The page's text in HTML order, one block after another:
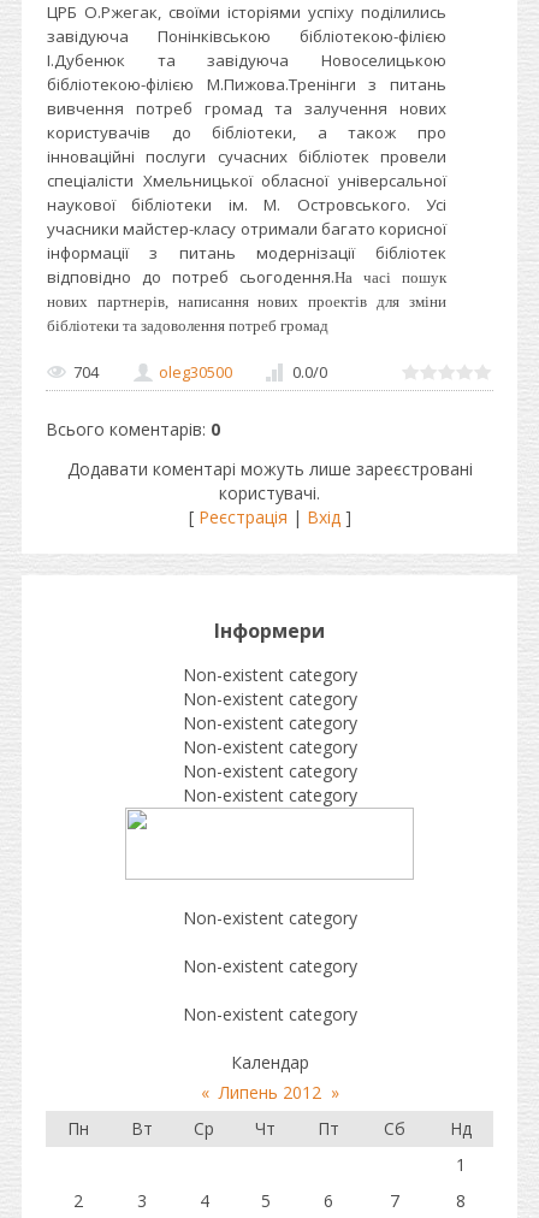
ЦРБ О.Ржегак, своїми історіями успіху поділились
завідуюча Понінківською бібліотекою-філією
І.Дубенюк та завідуюча Новоселицькою
бібліотекою-філією М.Пижова.Тренінги з питань
вивчення потреб громад та залучення нових
користувачів до бібліотеки, а також про
інноваційні послуги сучасних бібліотек провели
спеціалісти Хмельницької обласної універсальної
наукової бібліотеки ім. М. Островського. Усі
учасники майстер-класу отримали багато корисної
інформації з питань модернізації бібліотек
відповідно до потреб сьогодення.На часі пошук
нових партнерів, написання нових проектів для зміни
бібліотеки та задоволення потреб громад
704 oleg30500 0.0/0
Всього коментарів: 0
Додавати коментарі можуть лише зареєстровані
користувачі.
[ Реєстрація | Вхід]
Інформери
Non-existent category
Non-existent category
Non-existent category
Non-existent category
Non-existent category
Non-existent category
Non-existent category
Non-existent category
Non-existent category
Календар
« Липень 2012 »
Пн
Вт Ср Чт Пт Сб
Нд
1
2
3 4 5 6 7
8